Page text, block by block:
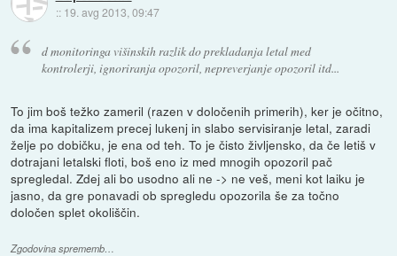
:: 19. avg 2013, 09:47
d monitoringa višinskih razlik do prekladanja letal med
kontrolerji, ignoriranja opozoril, nepreverjanje opozoril itd...
To jim boš težko zameril (razen v določenih primerih), ker je očitno,
da ima kapitalizem precej lukenj in slabo servisiranje letal, zaradi
želje po dobičku, je ena od teh. To je čisto življensko, da če letiš v
dotrajani letalski floti, boš eno iz med mnogih opozoril pač
spregledal. Zdej ali bo usodno ali ne -> ne veš, meni kot laiku je
jasno, da gre ponavadi ob spregledu opozorila še za točno
določen splet okoliščin.
Zgodovina sprememb…